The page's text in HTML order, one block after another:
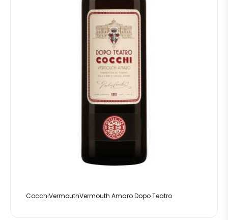
CocchiVermouthVermouth Amaro Dopo Teatro